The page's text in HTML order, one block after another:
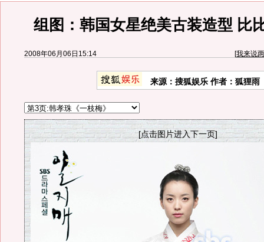
组图：韩国女星绝美古装造型 比
2008年06月06日15:14 [我来说
来源：搜狐娱乐 作者：狐狸雨
[点击图片进入下一页]